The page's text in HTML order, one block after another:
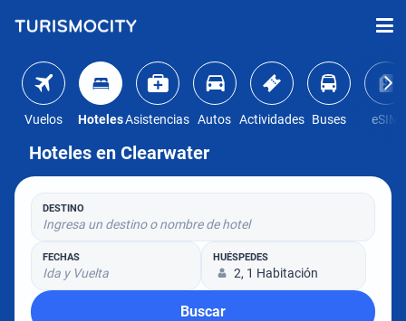
Vuelos HotelesAsistencias Autos Actividades Buses eSIM
Hoteles en Clearwater
DESTINO
Ingresa un destino o nombre de hotel
FECHAS
Ida y Vuelta
HUÉSPEDES
2, 1 Habitación
Buscar